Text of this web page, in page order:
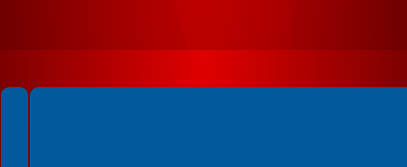
Spełniamy standardy WCAG 2.2
Spełniamy standardy W3C